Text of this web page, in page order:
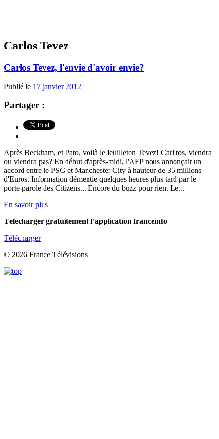
Carlos Tevez
Carlos Tevez, l'envie d'avoir envie?
Publié le 17 janvier 2012
Partager :
Après Beckham, et Pato, voilà le feuilleton Tevez! Carlitos, viendra
ou viendra pas? En début d'après-midi, l'AFP nous annonçait un
accord entre le PSG et Manchester City à hauteur de 35 millions
d'Euros. Information démentie quelques heures plus tard par le
porte-parole des Citizens... Encore du buzz pour rien. Le...
En savoir plus
Télécharger gratuitement l’application franceinfo
Télécharger
© 2026 France Télévisions